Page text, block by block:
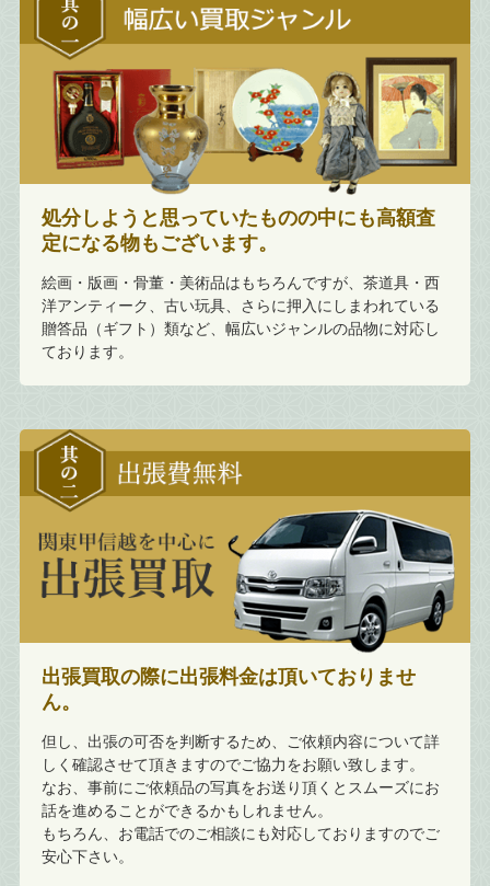
処分しようと思っていたものの中にも高額査
定になる物もございます。
絵画・版画・骨董・美術品はもちろんですが、茶道具・西
洋アンティーク、古い玩具、さらに押入にしまわれている
贈答品（ギフト）類など、幅広いジャンルの品物に対応し
ております。
出張買取の際に出張料金は頂いておりませ
ん。
但し、出張の可否を判断するため、ご依頼内容について詳
しく確認させて頂きますのでご協力をお願い致します。
なお、事前にご依頼品の写真をお送り頂くとスムーズにお
話を進めることができるかもしれません。
もちろん、お電話でのご相談にも対応しておりますのでご
安心下さい。